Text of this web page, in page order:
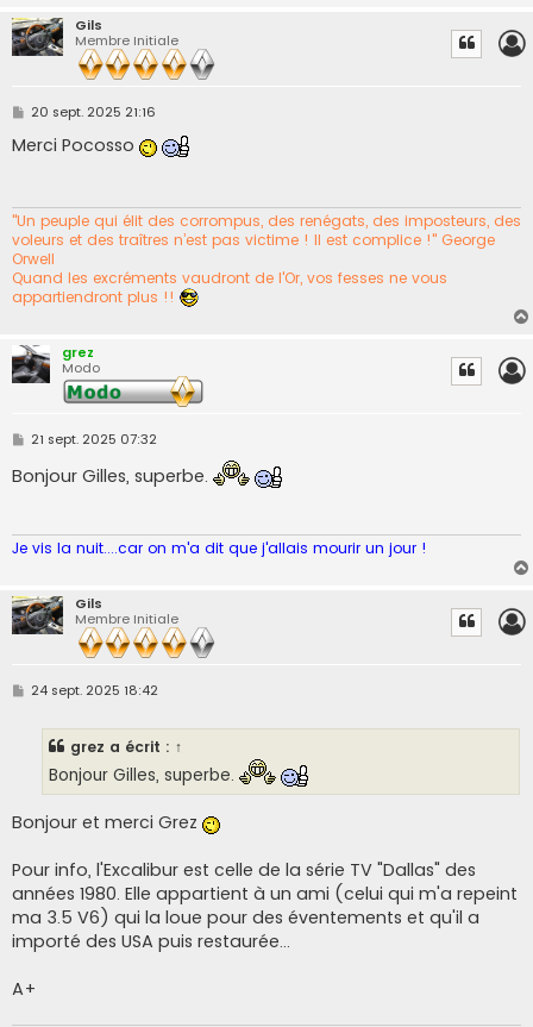
Gils
Membre Initiale
M
s
s
e
20 sept. 2025 21:16
Merci Pocosso
"Un peuple qui élit des corrompus, des renégats, des imposteurs, des
voleurs et des traîtres n’est pas victime ! Il est complice !" George
Orwell
Quand les excréments vaudront de l'Or, vos fesses ne vous
appartiendront plus !!
grez
Modo
M
s
s
e
21 sept. 2025 07:32
Bonjour Gilles, superbe.
Je vis la nuit....car on m'a dit que j'allais mourir un jour !
Gils
Membre Initiale
M
24 sept. 2025 18:42
grez a écrit : ↑
Bonjour Gilles, superbe.
Bonjour et merci Grez
Pour info, l'Excalibur est celle de la série TV "Dallas" des
années 1980. Elle appartient à un ami (celui qui m'a repeint
ma 3.5 V6) qui la loue pour des éventements et qu'il a
importé des USA puis restaurée...
A+